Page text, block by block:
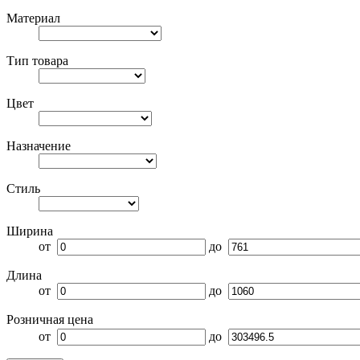
Материал
Тип товара
Цвет
Назначение
Стиль
Ширина
от
до
Длина
от
до
Розничная цена
от
до